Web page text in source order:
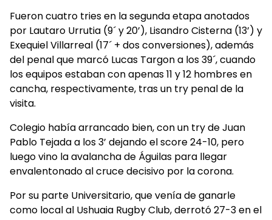
Fueron cuatro tries en la segunda etapa anotados
por Lautaro Urrutia (9´ y 20’), Lisandro Cisterna (13’) y
Exequiel Villarreal (17´ + dos conversiones), además
del penal que marcó Lucas Targon a los 39´, cuando
los equipos estaban con apenas 11 y 12 hombres en
cancha, respectivamente, tras un try penal de la
visita.
Colegio había arrancado bien, con un try de Juan
Pablo Tejada a los 3’ dejando el score 24-10, pero
luego vino la avalancha de Águilas para llegar
envalentonado al cruce decisivo por la corona.
Por su parte Universitario, que venía de ganarle
como local al Ushuaia Rugby Club, derrotó 27-3 en el